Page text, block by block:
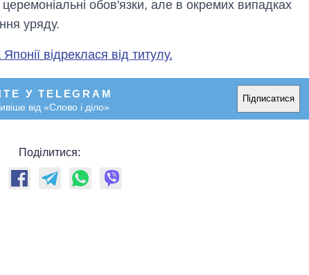
обов'язки, але в окремих випадках
уряду.
відреклася від титулу.
У TELEGRAM
від «Слово і діло»
Підписатися
Поділитися: